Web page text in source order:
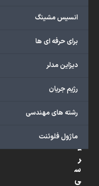
انسیس مشینگ
برای حرفه ای ها
دیزاین مدلر
رژیم جریان
رشته های مهندسی
ماژول فلوئنت
پشتیبانی
آنلاین
طور
کامل
بهره
س
ت
ر
س
ی